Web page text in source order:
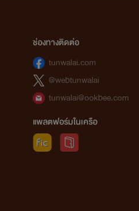
ตอบทุกคอมเม้นเลย
าด่าเค้าพอ นะนะ
ช่องทางติดต่อ
tunwalai.com
@webtunwalai
tunwalai@ookbee.com
แพลตฟอร์มในเครือ